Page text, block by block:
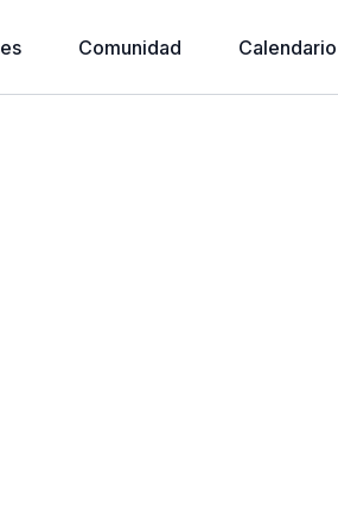
Comunidad Calendario